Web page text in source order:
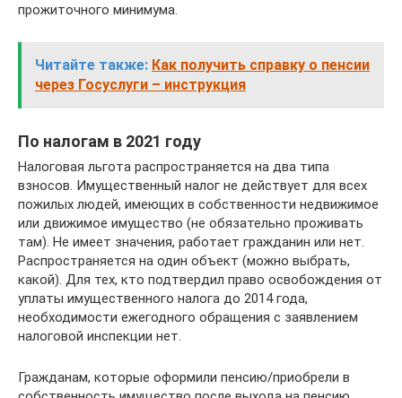
прожиточного минимума.
Читайте также: Как получить справку о пенсии
через Госуслуги – инструкция
По налогам в 2021 году
Налоговая льгота распространяется на два типа
взносов. Имущественный налог не действует для всех
пожилых людей, имеющих в собственности недвижимое
или движимое имущество (не обязательно проживать
там). Не имеет значения, работает гражданин или нет.
Распространяется на один объект (можно выбрать,
какой). Для тех, кто подтвердил право освобождения от
уплаты имущественного налога до 2014 года,
необходимости ежегодного обращения с заявлением
налоговой инспекции нет.
Гражданам, которые оформили пенсию/приобрели в